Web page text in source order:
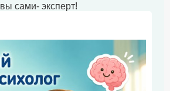
вы сами- эксперт!